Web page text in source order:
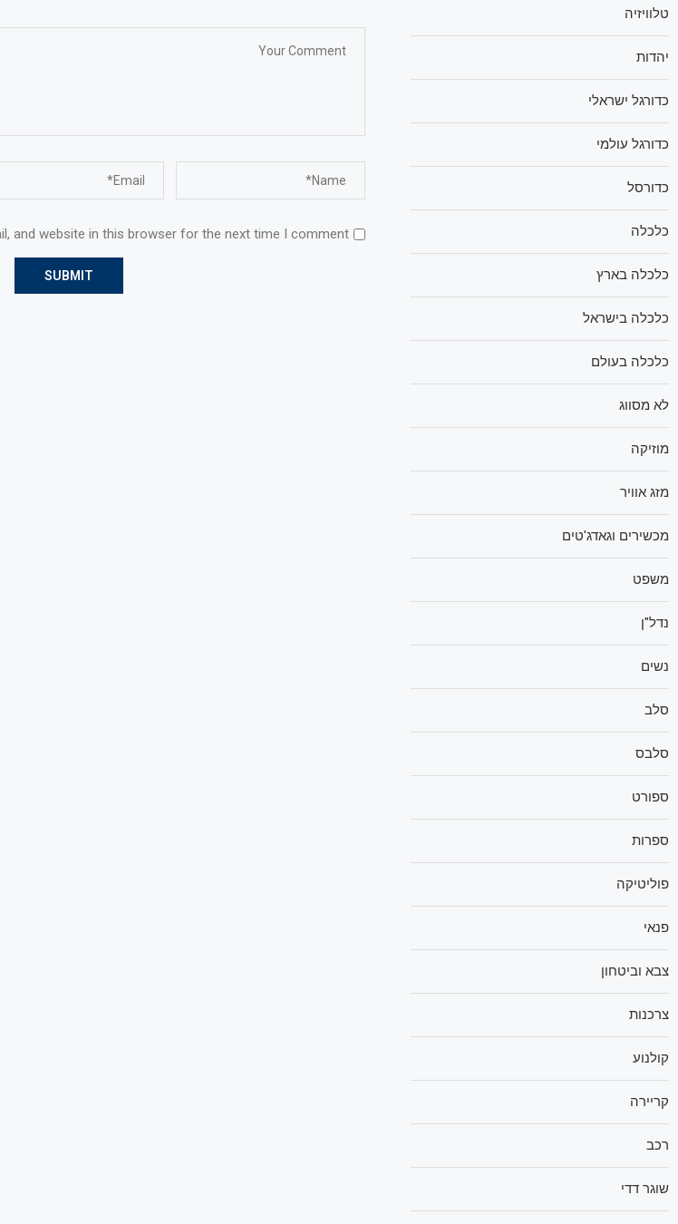
and website in this browser for the next time I comment.
טלוויזיה
יהדות
כדורגל ישראלי
כדורגל עולמי
כדורסל
כלכלה
כלכלה בארץ
כלכלה בישראל
כלכלה בעולם
לא מסווג
מוזיקה
מזג אוויר
מכשירים וגאדג'טים
משפט
נדל"ן
נשים
סלב
סלבס
ספורט
ספרות
פוליטיקה
פנאי
צבא וביטחון
צרכנות
קולנוע
קריירה
רכב
שוגר דדי